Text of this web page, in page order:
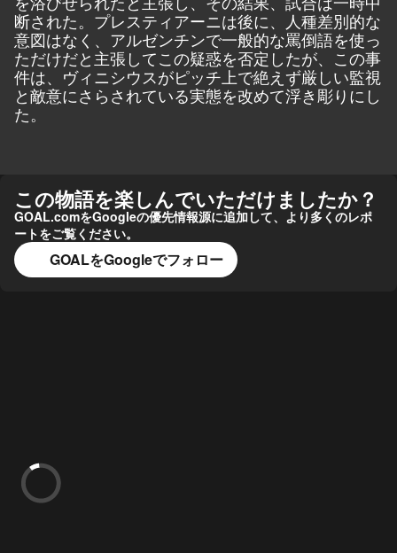
断された。プレスティアーニは後に、人種差別的な
意図はなく、アルゼンチンで一般的な罵倒語を使っ
ただけだと主張してこの疑惑を否定したが、この事
件は、ヴィニシウスがピッチ上で絶えず厳しい監視
と敵意にさらされている実態を改めて浮き彫りにし
た。
この物語を楽しんでいただけましたか？
GOAL.comをGoogleの優先情報源に追加して、より多くのレポ
ートをご覧ください。
GOALをGoogleでフォロー